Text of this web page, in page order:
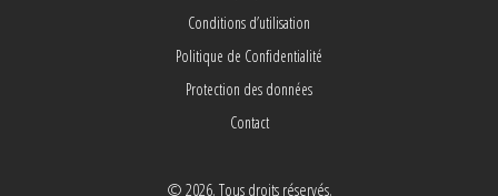
Conditions d’utilisation
Politique de Confidentialité
Protection des données
Contact
© 2026. Tous droits réservés.